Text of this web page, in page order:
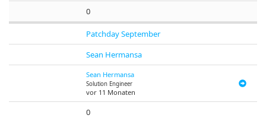
0
Patchday September
Sean Hermansa
Sean Hermansa
Solution Engineer
vor 11 Monaten
0